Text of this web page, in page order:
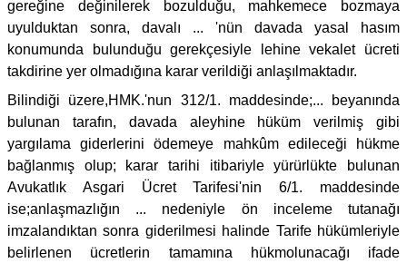
gereğine değinilerek bozulduğu, mahkemece bozmaya
uyulduktan sonra, davalı ... 'nün davada yasal hasım
konumunda bulunduğu gerekçesiyle lehine vekalet ücreti
takdirine yer olmadığına karar verildiği anlaşılmaktadır.
Bilindiği üzere,HMK.'nun 312/1. maddesinde;... beyanında
bulunan tarafın, davada aleyhine hüküm verilmiş gibi
yargılama giderlerini ödemeye mahkûm edileceği hükme
bağlanmış olup; karar tarihi itibariyle yürürlükte bulunan
Avukatlık Asgari Ücret Tarifesi'nin 6/1. maddesinde
ise;anlaşmazlığın ... nedeniyle ön inceleme tutanağı
imzalandıktan sonra giderilmesi halinde Tarife hükümleriyle
belirlenen ücretlerin tamamına hükmolunacağı ifade